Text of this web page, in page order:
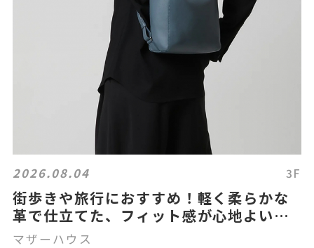
2026.08.04 3F
街歩きや旅行におすすめ！軽く柔らかな
革で仕立てた、フィット感が心地よい
2wayバッグ。
マザーハウス